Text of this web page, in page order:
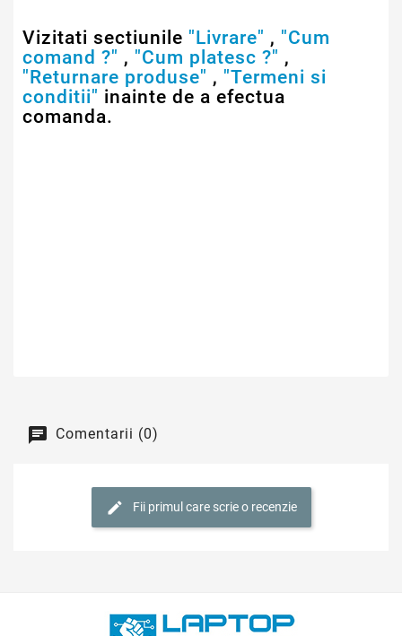
Vizitati sectiunile "Livrare" , "Cum
comand ?" , "Cum platesc ?" ,
"Returnare produse" , "Termeni si
conditii" inainte de a efectua
comanda.
Comentarii (0)
Fii primul care scrie o recenzie